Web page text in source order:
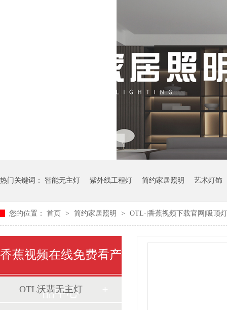
热门关键词： 智能无主灯 紫外线工程灯 简约家居照明 艺术灯饰
您的位置： 首页 > 简约家居照明 > OTL-|香蕉视频下载官网|吸顶
香蕉视频在线免费看产
品中心
OTL沃翡无主灯